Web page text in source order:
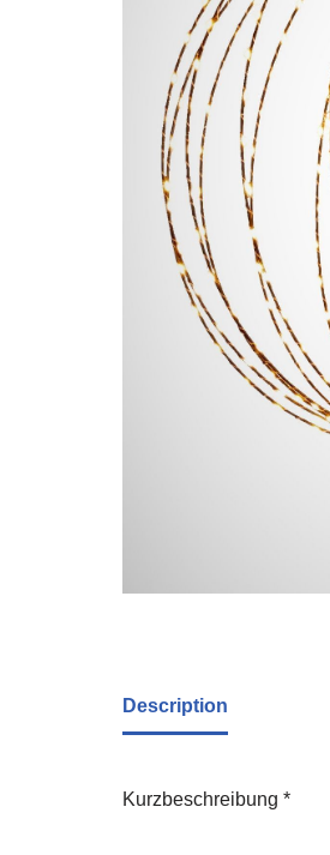
Description
Kurzbeschreibung *